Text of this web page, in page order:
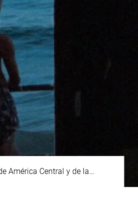
América Central y de la…